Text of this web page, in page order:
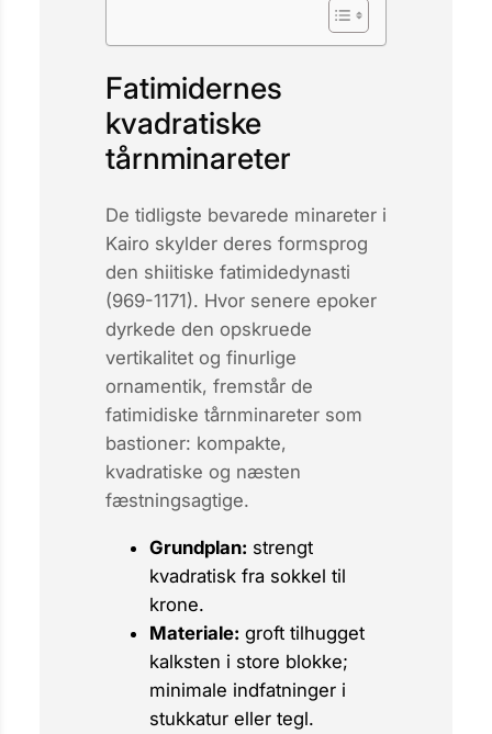
Fatimidernes
kvadratiske
tårnminareter
De tidligste bevarede minareter i
Kairo skylder deres formsprog
den shiitiske fatimidedynasti
(969-1171). Hvor senere epoker
dyrkede den opskruede
vertikalitet og finurlige
ornamentik, fremstår de
fatimidiske tårnminareter som
bastioner: kompakte,
kvadratiske og næsten
fæstningsagtige.
Grundplan: strengt
kvadratisk fra sokkel til
krone.
Materiale: groft tilhugget
kalksten i store blokke;
minimale indfatninger i
stukkatur eller tegl.